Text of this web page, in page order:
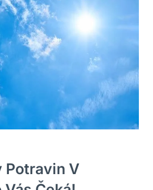
Potravin V